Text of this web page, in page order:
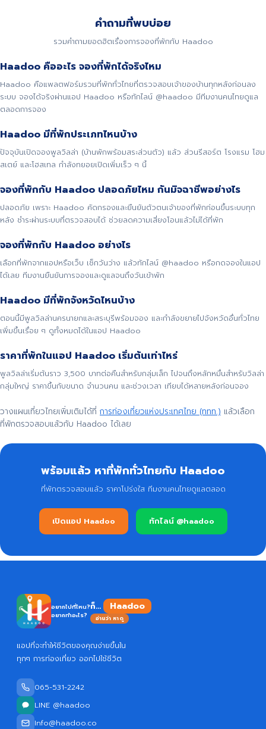
คำถามที่พบบ่อย
รวมคำถามยอดฮิตเรื่องการจองที่พักกับ Haadoo
Haadoo คืออะไร จองที่พักได้จริงไหม
Haadoo คือแพลตฟอร์มรวมที่พักทั่วไทยที่ตรวจสอบเจ้าของบ้านทุกหลังก่อนลง
ระบบ จองได้จริงผ่านแอป Haadoo หรือทักไลน์ @haadoo มีทีมงานคนไทยดูแล
ตลอดการจอง
Haadoo มีที่พักประเภทไหนบ้าง
ปัจจุบันเปิดจองพูลวิลล่า (บ้านพักพร้อมสระส่วนตัว) แล้ว ส่วนรีสอร์ต โรงแรม โฮม
สเตย์ และโฮสเทล กำลังทยอยเปิดเพิ่มเร็ว ๆ นี้
จองที่พักกับ Haadoo ปลอดภัยไหม กันมิจฉาชีพอย่างไร
ปลอดภัย เพราะ Haadoo คัดกรองและยืนยันตัวตนเจ้าของที่พักก่อนขึ้นระบบทุก
หลัง ชำระผ่านระบบที่ตรวจสอบได้ ช่วยลดความเสี่ยงโอนแล้วไม่ได้ที่พัก
จองที่พักกับ Haadoo อย่างไร
เลือกที่พักจากแอปหรือเว็บ เช็กวันว่าง แล้วทักไลน์ @haadoo หรือกดจองในแอป
ได้เลย ทีมงานยืนยันการจองและดูแลจนถึงวันเข้าพัก
Haadoo มีที่พักจังหวัดไหนบ้าง
ตอนนี้มีพูลวิลล่านครนายกและสระบุรีพร้อมจอง และกำลังขยายไปจังหวัดอื่นทั่วไทย
เพิ่มขึ้นเรื่อย ๆ ดูทั้งหมดได้ในแอป Haadoo
ราคาที่พักในแอป Haadoo เริ่มต้นเท่าไหร่
พูลวิลล่าเริ่มต้นราว 3,500 บาทต่อคืนสำหรับกลุ่มเล็ก ไปจนถึงหลักหมื่นสำหรับวิลล่า
กลุ่มใหญ่ ราคาขึ้นกับขนาด จำนวนคน และช่วงเวลา เทียบได้หลายหลังก่อนจอง
วางแผนเที่ยวไทยเพิ่มเติมได้ที่ การท่องเที่ยวแห่งประเทศไทย (ททท.) แล้วเลือก
ที่พักตรวจสอบแล้วกับ Haadoo ได้เลย
พร้อมแล้ว หาที่พักทั่วไทยกับ Haadoo
ที่พักตรวจสอบแล้ว ราคาโปร่งใส ทีมงานคนไทยดูแลตลอด
เปิดแอป Haadoo ทักไลน์ @haadoo
อยากไปที่ไหน?
อยากทำอะไร?
ก็... Haadoo
อ่านว่า หาดู
แอปที่จะทำให้ชีวิตของคุณง่ายขึ้นใน
ทุกๆ การท่องเที่ยว ออกไปใช้ชีวิต
065-531-2242
LINE @haadoo
Info@haadoo.co